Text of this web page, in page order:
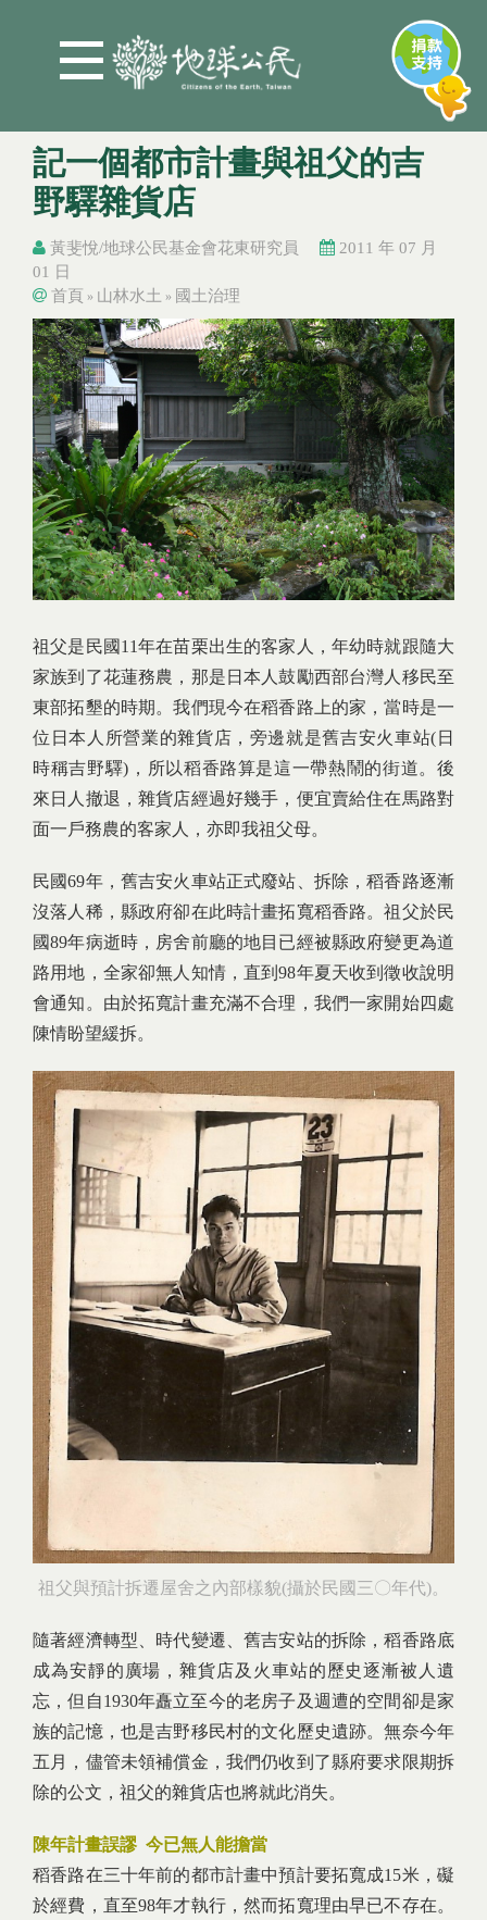
記一個都市計畫與祖父的吉
野驛雜貨店
黃斐悅/地球公民基金會花東研究員
2011 年 07 月
01 日
您在這裡
首頁 » 山林水土 » 國土治理
您在這裡
祖父是民國11年在苗栗出生的客家人，年幼時就跟隨大
家族到了花蓮務農，那是日本人鼓勵西部台灣人移民至
東部拓墾的時期。我們現今在稻香路上的家，當時是一
位日本人所營業的雜貨店，旁邊就是舊吉安火車站(日
時稱吉野驛)，所以稻香路算是這一帶熱鬧的街道。後
來日人撤退，雜貨店經過好幾手，便宜賣給住在馬路對
面一戶務農的客家人，亦即我祖父母。
民國69年，舊吉安火車站正式廢站、拆除，稻香路逐漸
沒落人稀，縣政府卻在此時計畫拓寬稻香路。祖父於民
國89年病逝時，房舍前廳的地目已經被縣政府變更為道
路用地，全家卻無人知情，直到98年夏天收到徵收說明
會通知。由於拓寬計畫充滿不合理，我們一家開始四處
陳情盼望緩拆。
祖父與預計拆遷屋舍之內部樣貌(攝於民國三〇年代)。
隨著經濟轉型、時代變遷、舊吉安站的拆除，稻香路底
成為安靜的廣場，雜貨店及火車站的歷史逐漸被人遺
忘，但自1930年矗立至今的老房子及週遭的空間卻是家
族的記憶，也是吉野移民村的文化歷史遺跡。無奈今年
五月，儘管未領補償金，我們仍收到了縣府要求限期拆
除的公文，祖父的雜貨店也將就此消失。
陳年計畫誤謬 今已無人能擔當
稻香路在三十年前的都市計畫中預計要拓寬成15米，礙
於經費，直至98年才執行，然而拓寬理由早已不存在。